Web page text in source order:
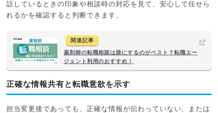
話しているときの印象や相談時の対応を見て、安心して任せら
れるかを確認すると判断できます。
関連記事
薬剤師の転職相談は誰にするのがベスト？転職エー
ジェント利用のおすすめ！
正確な情報共有と転職意欲を示す
担当変更後であっても、正確な情報が伝わっていない、または